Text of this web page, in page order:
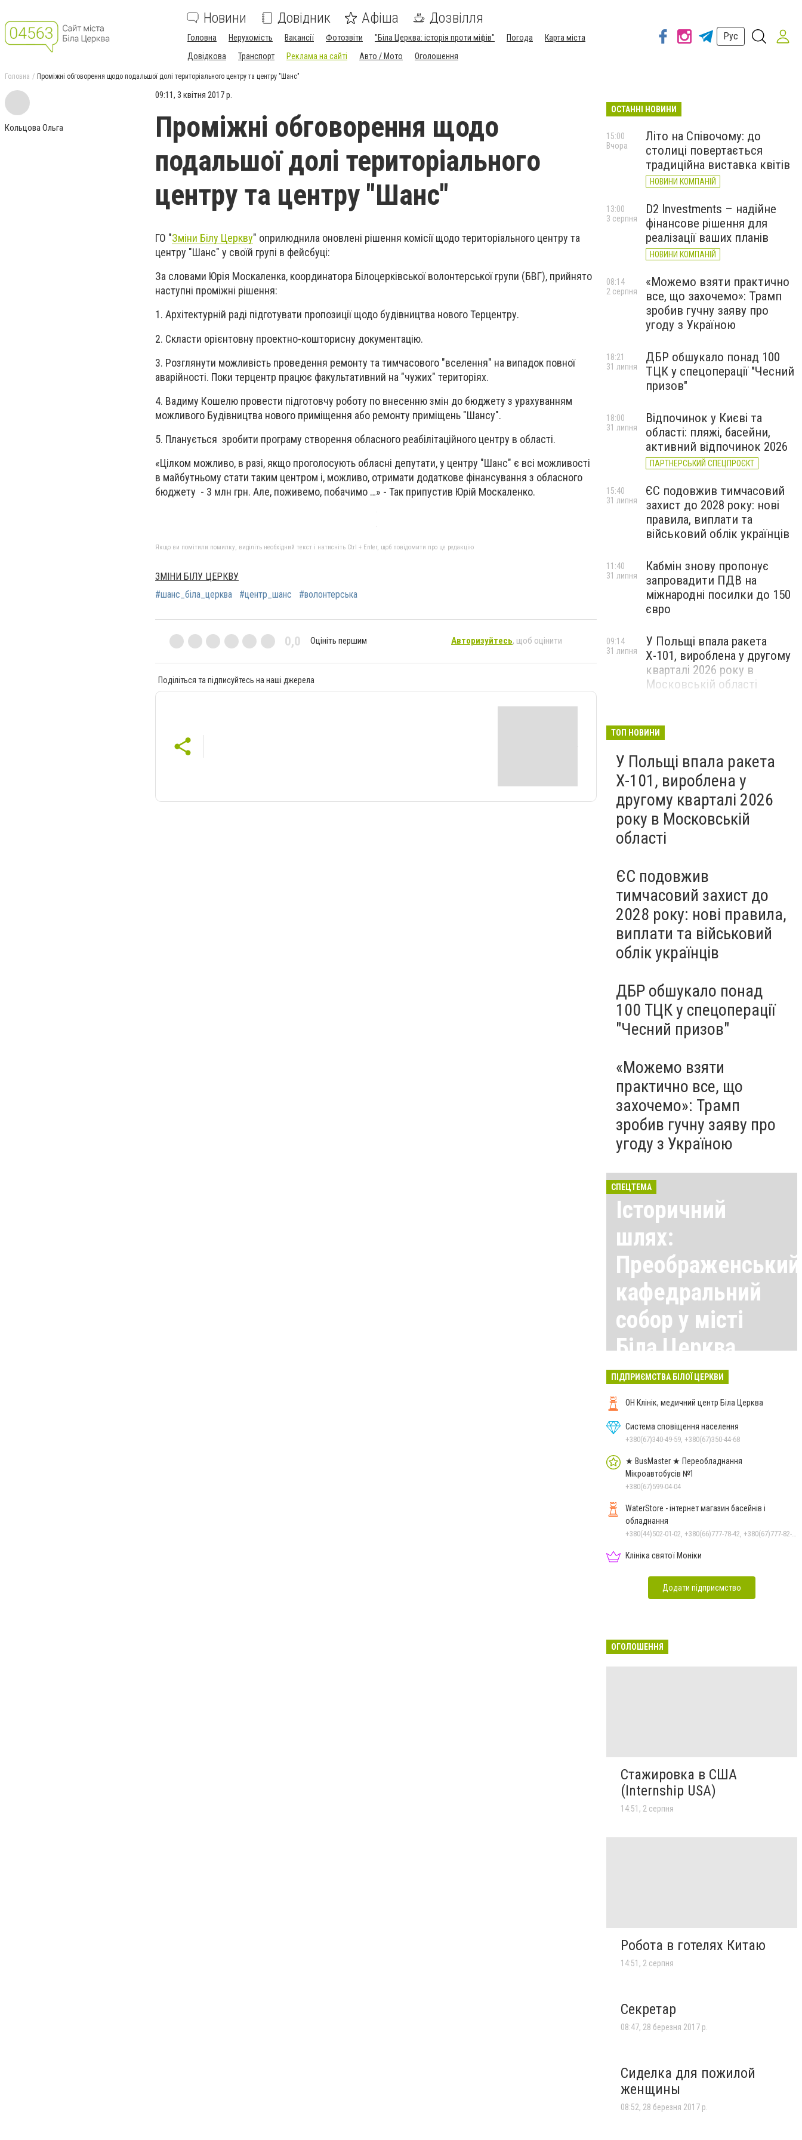
Новини Довідник Афіша Дозвілля
Головна Нерухомість Вакансії Фотозвіти "Біла Церква: історія проти міфів" Погода
Карта міста
Довідкова
Транспорт Реклама на сайті Авто / Мото Оголошення
Рус
Головна Проміжні обговорення щодо подальшої долі територіального центру та центру "Шанс"
Кольцова Ольга
09:11, 3 квітня 2017 р.
Проміжні обговорення щодо
подальшої долі територіального
центру та центру "Шанс"
ГО "Зміни Білу Церкву" оприлюднила оновлені рішення комісії щодо територіального центру та
центру "Шанс" у своїй групі в фейсбуці:
За словами Юрія Москаленка, координатора Білоцерківської волонтерської групи (БВГ), прийнято
наступні проміжні рішення:
1. Архітектурній раді підготувати пропозиції щодо будівництва нового Терцентру.
2. Скласти орієнтовну проектно-кошторисну документацію.
3. Розглянути можливість проведення ремонту та тимчасового "вселення" на випадок повної
аварійності. Поки терцентр працює факультативний на "чужих" територіях.
4. Вадиму Кошелю провести підготовчу роботу по внесенню змін до бюджету з урахуванням
можливого Будівництва нового приміщення або ремонту приміщень "Шансу".
5. Планується зробити програму створення обласного реабілітаційного центру в області.
«Цілком можливо, в разі, якщо проголосують обласні депутати, у центру "Шанс" є всі можливості
в майбутньому стати таким центром і, можливо, отримати додаткове фінансування з обласного
бюджету - 3 млн грн. Але, поживемо, побачимо …» - Так припустив Юрій Москаленко.
Якщо ви помітили помилку, виділіть необхідний текст і натисніть Ctrl + Enter, щоб повідомити про це редакцію
ЗМІНИ БІЛУ ЦЕРКВУ
#шанс_біла_церква
#центр_шанс #волонтерська
0,0 Оцініть першим Авторизуйтесь, щоб оцінити
Поділіться та підписуйтесь на наші джерела
ОСТАННІ НОВИНИ
Літо на Співочому: до
столиці повертається
традиційна виставка квітів
НОВИНИ КОМПАНІЙ
15:00
Вчора
D2 Investments – надійне
фінансове рішення для
реалізації ваших планів
НОВИНИ КОМПАНІЙ
13:00
3 серпня
«Можемо взяти практично
все, що захочемо»: Трамп
зробив гучну заяву про
угоду з Україною
08:14
2 серпня
ДБР обшукало понад 100
ТЦК у спецоперації "Чесний
призов"
18:21
31 липня
Відпочинок у Києві та
області: пляжі, басейни,
активний відпочинок 2026
ПАРТНЕРСЬКИЙ СПЕЦПРОЄКТ
18:00
31 липня
ЄС подовжив тимчасовий
захист до 2028 року: нові
правила, виплати та
військовий облік українців
15:40
31 липня
Кабмін знову пропонує
запровадити ПДВ на
міжнародні посилки до 150
євро
11:40
31 липня
У Польщі впала ракета
Х-101, вироблена у другому
кварталі 2026 року в
Московській області
09:14
31 липня
ТОП НОВИНИ
У Польщі впала ракета
Х-101, вироблена у
другому кварталі 2026
року в Московській
області
ЄС подовжив
тимчасовий захист до
2028 року: нові правила,
виплати та військовий
облік українців
ДБР обшукало понад
100 ТЦК у спецоперації
"Чесний призов"
«Можемо взяти
практично все, що
захочемо»: Трамп
зробив гучну заяву про
угоду з Україною
СПЕЦТЕМА
Історичний
шлях:
Преображенський
кафедральний
собор у місті
Біла Церква
Всі матеріали тут
ПІДПРИЄМСТВА БІЛОЇ ЦЕРКВИ
ОН Клінік, медичний центр Біла Церква
Система сповіщення населення
+380(67)340-49-59, +380(67)350-44-68
★ BusMaster ★ Переобладнання
Мікроавтобусів №1
+380(67)599-04-04
WaterStore - інтернет магазин басейнів і
обладнання
Клініка святої Моніки
Додати підприємство
ОГОЛОШЕННЯ
Стажировка в США
(Internship USA)
14:51, 2 серпня
Робота в готелях Китаю
14:51, 2 серпня
Секретар
08:47, 28 березня 2017 р.
Сиделка для пожилой
женщины
08:52, 28 березня 2017 р.